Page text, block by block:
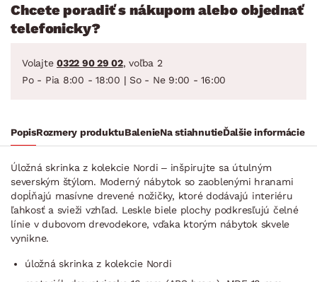
Chcete poradiť s nákupom alebo objednať
telefonicky?
Volajte 0322 90 29 02, voľba 2
Po - Pia 8:00 - 18:00 | So - Ne 9:00 - 16:00
PopisRozmery produktuBalenieNa stiahnutieĎalšie informácie
Úložná skrinka z kolekcie Nordi – inšpirujte sa útulným
severským štýlom. Moderný nábytok so zaoblenými hranami
dopĺňajú masívne drevené nožičky, ktoré dodávajú interiéru
ľahkosť a svieži vzhľad. Leskle biele plochy podkresľujú čelné
línie v dubovom drevodekore, vďaka ktorým nábytok skvele
vynikne.
úložná skrinka z kolekcie Nordi